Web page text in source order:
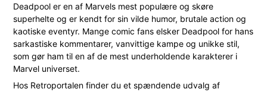
Deadpool er en af Marvels mest populære og skøre
superhelte og er kendt for sin vilde humor, brutale action og
kaotiske eventyr. Mange comic fans elsker Deadpool for hans
sarkastiske kommentarer, vanvittige kampe og unikke stil,
som gør ham til en af de mest underholdende karakterer i
Marvel universet.
Hos Retroportalen finder du et spændende udvalg af